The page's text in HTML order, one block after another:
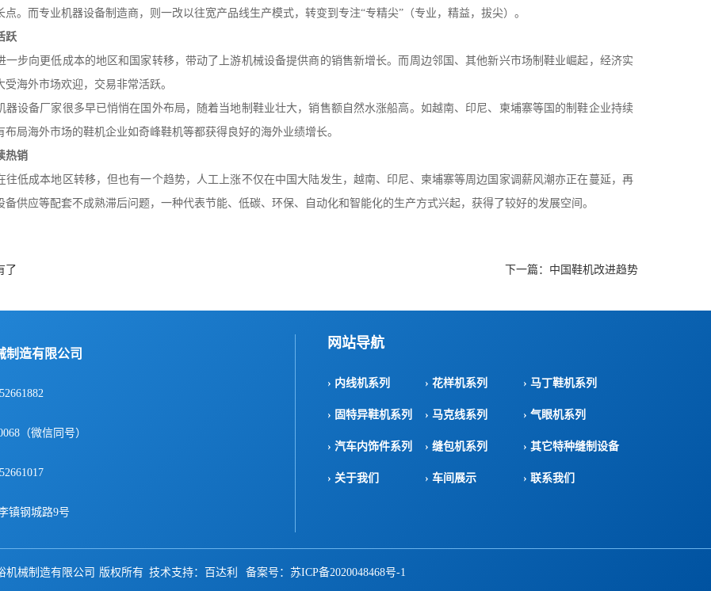
点。而专业机器设备制造商，则一改以往宽产品线生产模式，转变到专注“专精尖”（专业，精益，拔尖） 。
跃
一步向更低成本的地区和国家转移，带动了上游机械设备提供商的销售新增长。而周边邻国、其他新兴市场制鞋业崛起，经济实
受海外市场欢迎，交易非常活跃。
器设备厂家很多早已悄悄在国外布局，随着当地制鞋业壮大，销售额自然水涨船高。如越南、印尼、柬埔寨等国的制鞋企业持续
布局海外市场的鞋机企业如奇峰鞋机等都获得良好的海外业绩增长。
热销
往低成本地区转移，但也有一个趋势，人工上涨不仅在中国大陆发生，越南、印尼、柬埔寨等周边国家调薪风潮亦正在蔓延，再
备供应等配套不成熟滞后问题，一种代表节能、低碳、环保、自动化和智能化的生产方式兴起，获得了较好的发展空间 。
了 下一篇： 中国鞋机改进趋势
制造有限公司
（微信同号）
镇钢城路9号
网站导航
› 内线机系列 › 花样机系列 › 马丁鞋机系列
› 固特异鞋机系列 › 马克线系列 › 气眼机系列
› 汽车内饰件系列 › 缝包机系列 › 其它特种缝制设备
› 关于我们 › 车间展示 › 联系我们
机械制造有限公司 版权所有 技术支持： 百达利 备案号：苏ICP备2020048468号-1